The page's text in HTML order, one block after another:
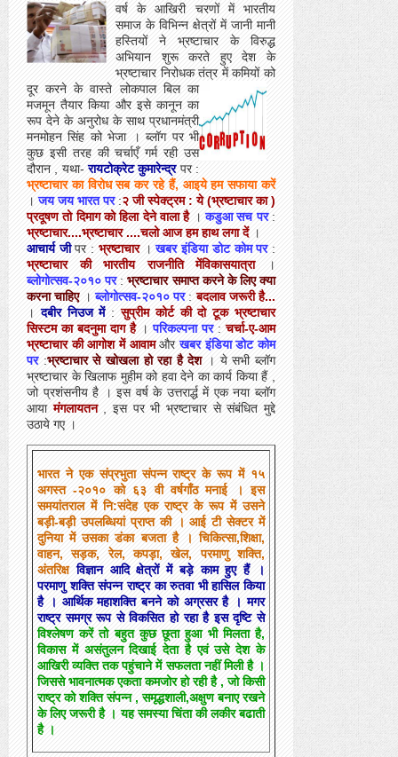
वर्ष के आखिरी चरणों में भारतीय
समाज के विभिन्न क्षेत्रों में जानी मानी
हस्तियों ने भ्रष्टाचार के विरुद्ध
अभियान शुरू करते हुए देश के
भ्रष्टाचार निरोधक तंत्र में कमियोंको
दूर करने के वास्ते लोकपाल बिल का
मजमून तैयार किया और इसे कानून का
रूप देने के अनुरोध के साथ प्रधानमंत्री
मनमोहन सिंह को भेजा । ब्लॉग पर भी
कुछ इसी तरह की चर्चाएँ गर्म रही उस
दौरान , यथा-रायटोक्रेट कुमारेन्द्रपर :
भ्रष्टाचार का विरोध सब कर रहे हैं, आइये हम सफाया करें
।जय जय भारत पर:२ जी स्पेक्ट्रम : ये (भ्रष्टाचार का )
प्रदूषण तो दिमाग को हिला देने वाला है।कडुआ सच पर:
भ्रष्टाचार....भ्रष्टाचार ....चलो आज हम हाथ लगा दें ।
आचार्य जीपर : भ्रष्टाचार ।खबर इंडिया डोट कोम पर:
भ्रष्टाचार की भारतीय राजनीति मेंविकासयात्रा।
ब्लोगोत्सव-२०१० पर:भ्रष्टाचार समाप्त करने के लिए क्या
करना चाहिए ।ब्लोगोत्सव-२०१० पर:बदलाव जरूरी है...
।दबीर निउज में:सुप्रीम कोर्ट की दो टूक भ्रष्टाचार
सिस्टम का बदनुमा दाग है।परिकल्पना पर:चर्चा-ए-आम
भ्रष्टाचार की आगोश में आवामऔरखबर इंडिया डोट कोम
पर:भ्रष्टाचार से खोखला हो रहा है देश
। ये सभी ब्लॉग
भ्रष्टाचार के खिलाफ मुहीम को हवा देने का कार्य किया हैं ,
जो प्रशंसनीय है । इस वर्ष के उत्तरार्द्ध में एक नया ब्लॉग
आयामंगलायतन
, इस पर भी भ्रष्टाचार से संबंधित मुद्दे
उठाये गए ।
भारत ने एक संप्रभुता संपन्न राष्ट्र के रूप में १५
अगस्त -२०१० को ६३ वी वर्षगाँठ मनाई । इस
समयांतराल में नि:संदेह एक राष्ट्र के रूप में उसने
बड़ी-बड़ी उपलब्धियां प्राप्त की । आई टी सेक्टर में
दुनिया में उसका डंका बजता है । चिकित्सा,शिक्षा,
वाहन, सड़क, रेल, कपड़ा, खेल, परमाणु शक्ति,
अंतरिक्षविज्ञान आदि क्षेत्रों में बड़े काम हुए हैं ।
परमाणु शक्ति संपन्न राष्ट्र का रुतवा भी हासिल किया
है । आर्थिक महाशक्ति बनने को अग्रसर है । मगर
राष्ट्र समग्र रूप से विकसित हो रहा है इस दृष्टि से
विश्लेषण करें तो बहुत कुछ छूता हुआ भी मिलता है,
विकास में असंतुलन दिखाई देता है एवं उसे देश के
आखिरी व्यक्ति तक पहुंचाने में सफलता नहीं मिली है ।
जिससे भावनात्मक एकता कमजोर हो रही है , जो किसी
राष्ट्र को शक्ति संपन्न , समृद्धशाली,अक्षुण बनाए रखने
के लिए जरूरी है । यह समस्या चिंता की लकीर बढाती
है ।